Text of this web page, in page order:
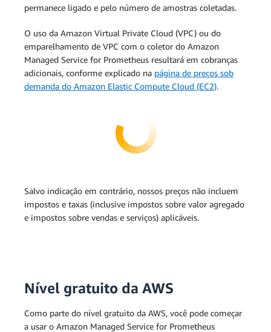
permanece ligado e pelo número de amostras coletadas.
O uso da Amazon Virtual Private Cloud (VPC) ou do
emparelhamento de VPC com o coletor do Amazon
Managed Service for Prometheus resultará em cobranças
adicionais, conforme explicado na página de preços sob
demanda do Amazon Elastic Compute Cloud (EC2).
Salvo indicação em contrário, nossos preços não incluem
impostos e taxas (inclusive impostos sobre valor agregado
e impostos sobre vendas e serviços) aplicáveis.
Nível gratuito da AWS
Como parte do nível gratuito da AWS, você pode começar
a usar o Amazon Managed Service for Prometheus